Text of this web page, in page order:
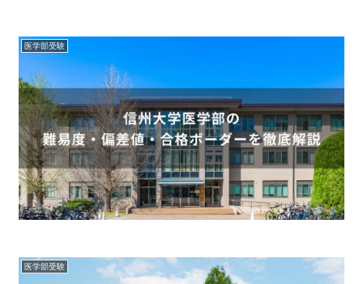
医学部受験
医学部受験